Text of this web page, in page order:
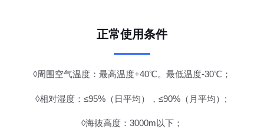
正常使用条件
◊周围空气温度：最高温度+40℃。最低温度-30℃；
◊相对湿度：≤95%（日平均），≤90%（月平均）;
◊海抜高度：3000m以下；